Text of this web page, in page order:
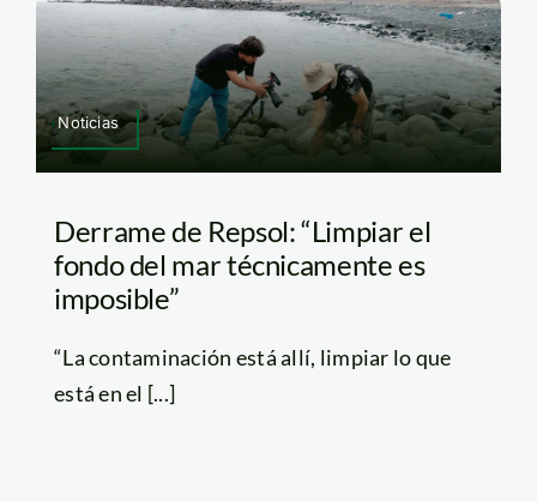
Noticias
Derrame de Repsol: “Limpiar el
fondo del mar técnicamente es
imposible”
“La contaminación está allí, limpiar lo que
está en el [...]